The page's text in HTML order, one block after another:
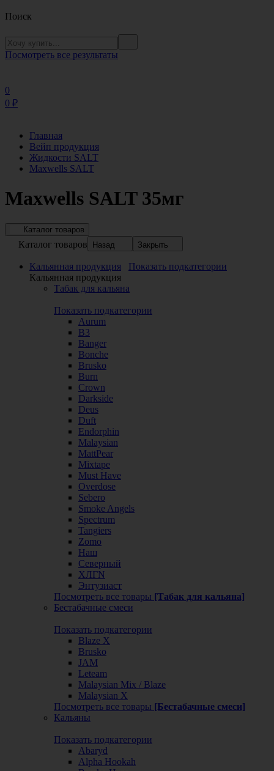
Поиск
Посмотреть все результаты
0
0 ₽
Главная
Вейп продукция
Жидкости SALT
Maxwells SALT
Maxwells SALT 35мг
Каталог товаров
Каталог товаров Назад Закрыть
Кальянная продукция
Показать подкатегории
Кальянная продукция
Табак для кальяна
Показать подкатегории
Aurum
B3
Banger
Bonche
Brusko
Burn
Crown
Darkside
Deus
Duft
Endorphin
Malaysian
MattPear
Mixtape
Must Have
Overdose
Sebero
Smoke Angels
Spectrum
Tangiers
Zomo
Наш
Северный
ХЛГN
Энтузиаст
Посмотреть все товары [Табак для кальяна]
Бестабачные смеси
Показать подкатегории
Blaze X
Brusko
JAM
Leteam
Malaysian Mix / Blaze
Malaysian X
Посмотреть все товары [Бестабачные смеси]
Кальяны
Показать подкатегории
Abaryd
Alpha Hookah